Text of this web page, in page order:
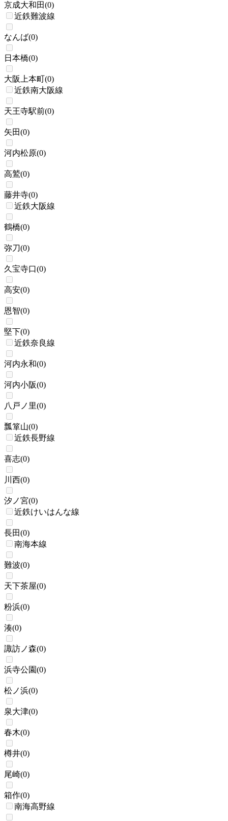
京成大和田(0)
近鉄難波線
なんば(0)
日本橋(0)
大阪上本町(0)
近鉄南大阪線
天王寺駅前(0)
矢田(0)
河内松原(0)
高鷲(0)
藤井寺(0)
近鉄大阪線
鶴橋(0)
弥刀(0)
久宝寺口(0)
高安(0)
恩智(0)
堅下(0)
近鉄奈良線
河内永和(0)
河内小阪(0)
八戸ノ里(0)
瓢箪山(0)
近鉄長野線
喜志(0)
川西(0)
汐ノ宮(0)
近鉄けいはんな線
長田(0)
南海本線
難波(0)
天下茶屋(0)
粉浜(0)
湊(0)
諏訪ノ森(0)
浜寺公園(0)
松ノ浜(0)
泉大津(0)
春木(0)
樽井(0)
尾崎(0)
箱作(0)
南海高野線